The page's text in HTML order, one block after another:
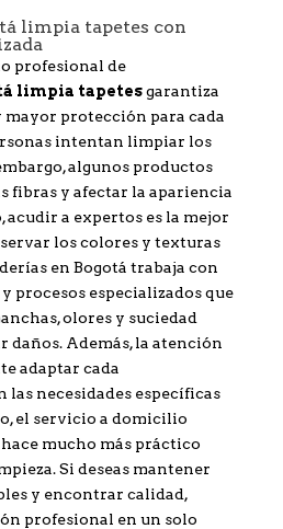
limpia tapetes con
profesional de
limpia tapetesgarantiza
mayor protección para cada
intentan limpiar los
algunos productos
fibras y afectar la apariencia
a expertos es la mejor
los colores y texturas
en Bogotá trabaja con
procesos especializados que
olores y suciedad
daños. Además, la atención
adaptar cada
las necesidades específicas
el servicio a domicilio
mucho más práctico
Si deseas mantener
y encontrar calidad,
profesional en un solo